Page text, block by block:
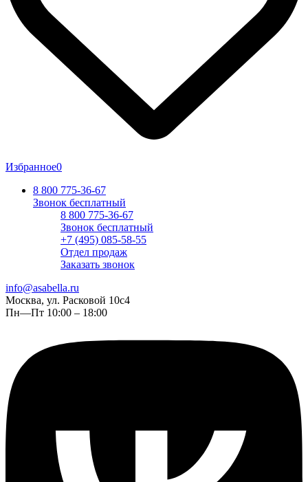
Избранное0
8 800 775-36-67
Звонок бесплатный
8 800 775-36-67
Звонок бесплатный
+7 (495) 085-58-55
Отдел продаж
Заказать звонок
info@asabella.ru
Москва, ул. Расковой 10с4
Пн—Пт 10:00 – 18:00